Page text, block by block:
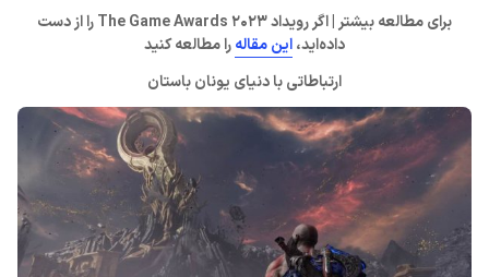
برای مطالعه بیشتر | اگر رویداد The Game Awards 2023 را از دست
داده‌اید،این مقالهرا مطالعه کنید
ارتباطاتی با دنیای یونان باستان